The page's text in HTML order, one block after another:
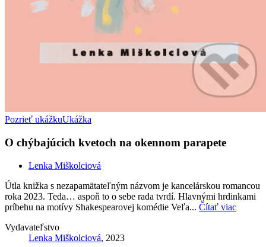
Pozrieť ukážkuUkážka
O chýbajúcich kvetoch na okennom parapete
Lenka Miškolciová
Útla knižka s nezapamätateľným názvom je kancelárskou romancou
roka 2023. Teda… aspoň to o sebe rada tvrdí. Hlavnými hrdinkami
príbehu na motívy Shakespearovej komédie Veľa... Čítať viac
Vydavateľstvo
Lenka Miškolciová, 2023